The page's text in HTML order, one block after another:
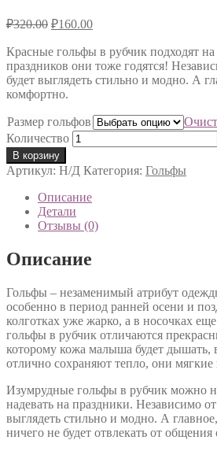
₽320.00 ₽160.00
Красные гольфы в рубчик подходят
праздников они тоже годятся!
будет выглядеть стильно и модно. А
комфортно.
Размер гольфов
Количество
В корзину
Артикул: Н/Д Категория: Гольфы
Описание
Детали
Отзывы (0)
Описание
Гольфы – незаменимый атрибут
особенно в период ранней осени и
колготках уже жарко, а в носочках
гольфы в рубчик отличаются
которому кожа малыша будет дышать,
отлично сохраняют тепло, они
Изумрудные гольфы в рубчик можно
надевать на праздники. Независимо
выглядеть стильно и модно. А
ничего не будет отвлекать от